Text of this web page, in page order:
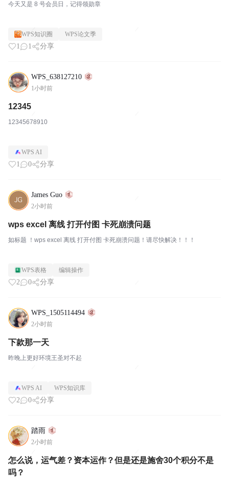
今天又是 8 号会员日，记得领勋章
WPS知识圈 WPS论文季
1 1 分享
WPS_638127210
1小时前
12345
12345678910
WPS AI
1 0 分享
James Guo
2小时前
wps excel 离线 打开付图 卡死崩溃问题
如标题 ！wps excel 离线 打开付图 卡死崩溃问题！请尽快解决！！！
WPS表格 编辑操作
2 0 分享
WPS_1505114494
2小时前
下款那一天
昨晚上更好环境王圣对不起
WPS AI WPS知识库
2 0 分享
踏雨
2小时前
怎么说，运气差？资本运作？但是还是施舍30个积分不是
吗？